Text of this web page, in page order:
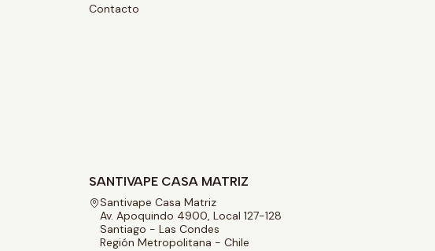
Contacto
SANTIVAPE CASA MATRIZ
Santivape Casa Matriz
Av. Apoquindo 4900, Local 127-128
Santiago - Las Condes
Región Metropolitana - Chile